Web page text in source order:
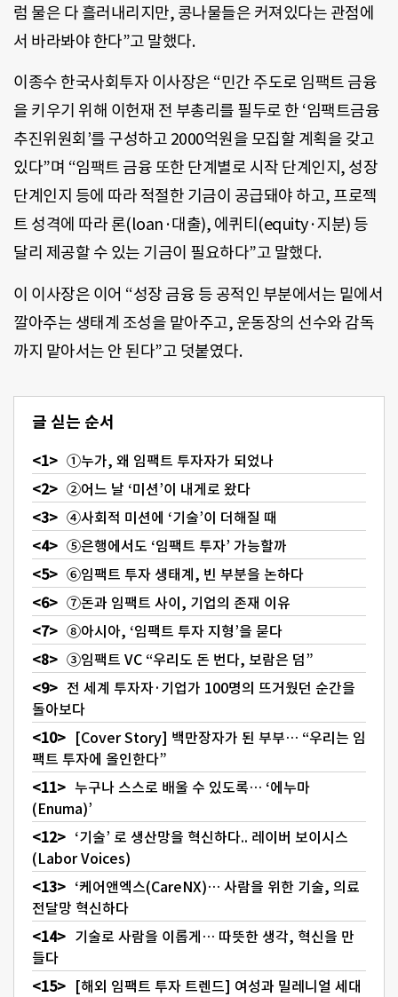
럼 물은 다 흘러내리지만, 콩나물들은 커져있다는 관점에
서 바라봐야 한다”고 말했다.
이종수 한국사회투자 이사장은 “민간 주도로 임팩트 금융
을 키우기 위해 이헌재 전 부총리를 필두로 한 ‘임팩트금융
추진위원회’를 구성하고 2000억원을 모집할 계획을 갖고
있다”며 “임팩트 금융 또한 단계별로 시작 단계인지, 성장
단계인지 등에 따라 적절한 기금이 공급돼야 하고, 프로젝
트 성격에 따라 론(loan·대출), 에퀴티(equity·지분) 등
달리 제공할 수 있는 기금이 필요하다”고 말했다.
이 이사장은 이어 “성장 금융 등 공적인 부분에서는 밑에서
깔아주는 생태계 조성을 맡아주고, 운동장의 선수와 감독
까지 맡아서는 안 된다”고 덧붙였다.
글 싣는 순서
①누가, 왜 임팩트 투자자가 되었나
②어느 날 ‘미션’이 내게로 왔다
④사회적 미션에 ‘기술’이 더해질 때
⑤은행에서도 ‘임팩트 투자’ 가능할까
⑥임팩트 투자 생태계, 빈 부분을 논하다
⑦돈과 임팩트 사이, 기업의 존재 이유
⑧아시아, ‘임팩트 투자 지형’을 묻다
③임팩트 VC “우리도 돈 번다, 보람은 덤”
전 세계 투자자·기업가 100명의 뜨거웠던 순간을
돌아보다
[Cover Story] 백만장자가 된 부부… “우리는 임
팩트 투자에 올인한다”
누구나 스스로 배울 수 있도록… ‘에누마
(Enuma)’
‘기술’ 로 생산망을 혁신하다.. 레이버 보이시스
(Labor Voices)
‘케어앤엑스(CareNX)… 사람을 위한 기술, 의료
전달망 혁신하다
기술로 사람을 이롭게… 따뜻한 생각, 혁신을 만
들다
[해외 임팩트 투자 트렌드] 여성과 밀레니얼 세대